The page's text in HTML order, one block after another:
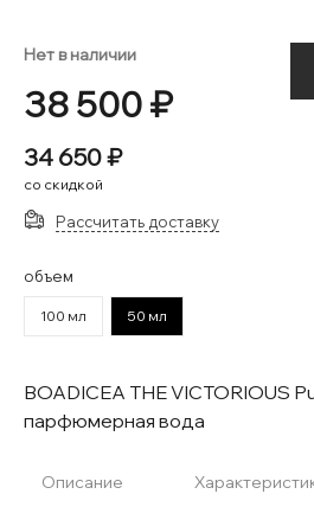
Нет в наличии
38 500 ₽
34 650 ₽
со скидкой
Рассчитать доставку
объем
100 мл 50 мл
BOADICEA THE VICTORIOUS
парфюмерная вода
Описание